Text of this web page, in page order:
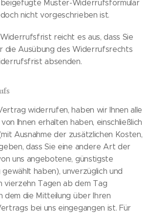
beigefügte Muster-Widerrufsformular
nicht vorgeschrieben ist.
reicht es aus, dass Sie
die Ausübung des Widerrufsrechts
absenden.
widerrufen, haben wir Ihnen alle
Ihnen erhalten haben, einschließlich
Ausnahme der zusätzlichen Kosten,
dass Sie eine andere Art der
uns angebotene, günstigste
haben), unverzüglich und
vierzehn Tagen ab dem Tag
dem die Mitteilung über Ihren
bei uns eingegangen ist. Für